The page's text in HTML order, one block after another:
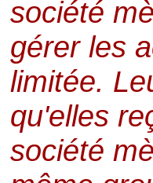
société
gérer les
limitée.
qu'elles
société